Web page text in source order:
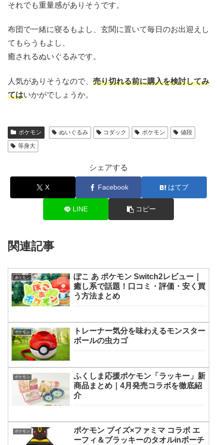
それでも重量感がありそうです。
布団で一緒に寝るもよし、玄関に置いて毎日のお出迎えし
てもらうもよし、
癒されるぬいぐるみです。
人気がありそうなので、 売り切れる前に購入を検討してみ
てはいかがでしょうか。
ポケモン ぬいぐるみ コダック ポケモン
値段
等身大
シェアする
X Facebook はてブ
LINE コピー
関連記事
ポケモン
ぽこ あ ポケモン Switch2レビュー｜
癒し系で話題！口コミ・評価・安く買
う方法まとめ
ポケモン
トレーナー気分を味わえるモンスター
ボールの虫カゴ
ポケモン
ふくしま応援ポケモン「ラッキー」新
商品まとめ｜4月発売コラボを徹底紹
介
ポケモン
ポケモン ブイズ×ファミマ コラボ エ
ーフィ＆ブラッキーのタオルinポーチ